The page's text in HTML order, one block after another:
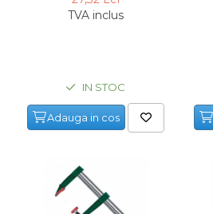
TVA inclus
IN STOC
Adauga in cos